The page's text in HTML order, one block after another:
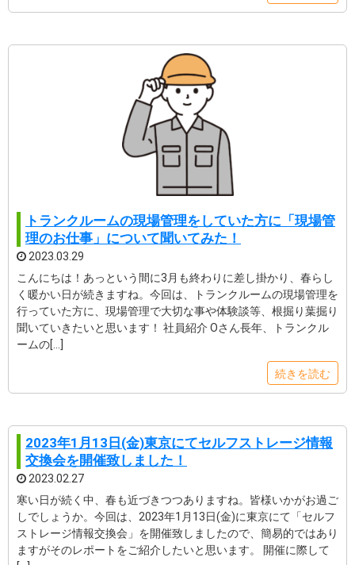
トランクルームの現場管理をしていた方に「現場管
理のお仕事」について聞いてみた！
2023.03.29
こんにちは！あっという間に3月も終わりに差し掛かり、春らし
く暖かい日が続きますね。今回は、トランクルームの現場管理を
行っていた方に、現場管理で大切な事や体験談等、根掘り葉掘り
聞いていきたいと思います！ 社員紹介 Oさん長年、トランクル
ームの[…]
続きを読む
2023年1月13日(金)東京にてセルフストレージ情報
交換会を開催致しました！
2023.02.27
寒い日が続く中、春も近づきつつありますね。皆様いかがお過ご
しでしょうか。今回は、2023年1月13日(金)に東京にて「セルフ
ストレージ情報交換会」を開催致しましたので、簡易的ではあり
ますがそのレポートをご紹介したいと思います。 開催に際して